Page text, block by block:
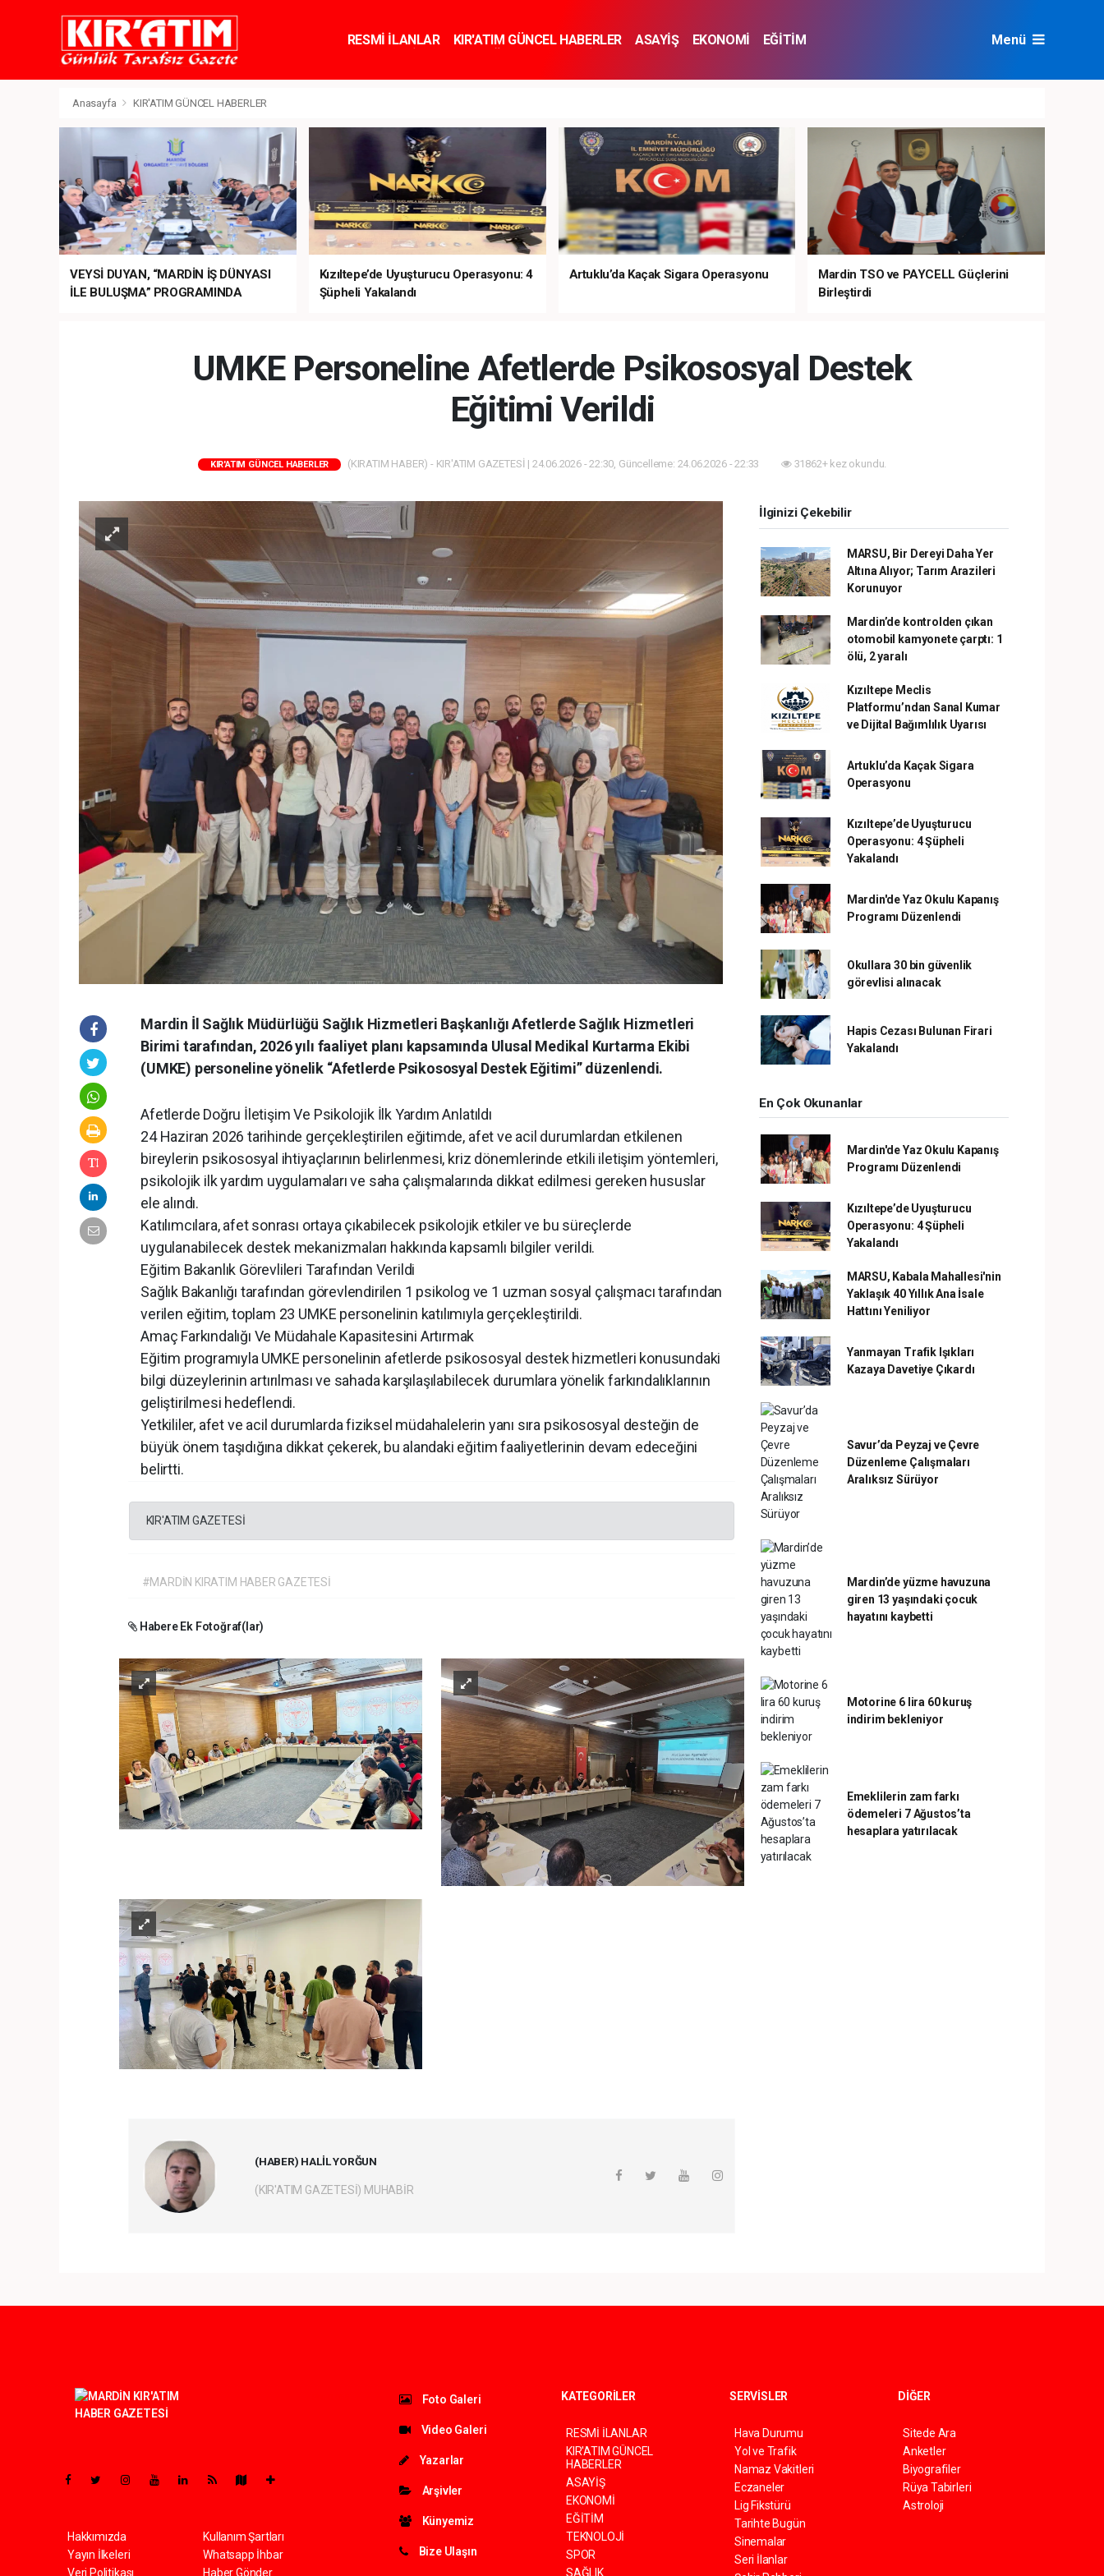
RESMİ İLANLAR KIR'ATIM GÜNCEL HABERLER ASAYİŞ EKONOMİ
EĞİTİM
Menü
Anasayfa KIR'ATIM GÜNCEL HABERLER
VEYSİ DUYAN, “MARDİN İŞ DÜNYASI
İLE BULUŞMA” PROGRAMINDA
Kızıltepe’de Uyuşturucu Operasyonu: 4
Şüpheli Yakalandı
Artuklu’da Kaçak Sigara Operasyonu
Mardin TSO ve PAYCELL Güçlerini
Birleştirdi
UMKE Personeline Afetlerde Psikososyal Destek
Eğitimi Verildi
KIR'ATIM GÜNCEL HABERLER (KIRATIM HABER) - KIR'ATIM GAZETESİ | 24.06.2026 - 22:30, Güncelleme: 24.06.2026 - 22:33 31862+ kez okundu.
Mardin İl Sağlık Müdürlüğü Sağlık Hizmetleri Başkanlığı Afetlerde Sağlık Hizmetleri
Birimi tarafından, 2026 yılı faaliyet planı kapsamında Ulusal Medikal Kurtarma Ekibi
(UMKE) personeline yönelik “Afetlerde Psikososyal Destek Eğitimi” düzenlendi.
Afetlerde Doğru İletişim Ve Psikolojik İlk Yardım Anlatıldı
24 Haziran 2026 tarihinde gerçekleştirilen eğitimde, afet ve acil durumlardan etkilenen
bireylerin psikososyal ihtiyaçlarının belirlenmesi, kriz dönemlerinde etkili iletişim yöntemleri,
psikolojik ilk yardım uygulamaları ve saha çalışmalarında dikkat edilmesi gereken hususlar
ele alındı.
Katılımcılara, afet sonrası ortaya çıkabilecek psikolojik etkiler ve bu süreçlerde
uygulanabilecek destek mekanizmaları hakkında kapsamlı bilgiler verildi.
Eğitim Bakanlık Görevlileri Tarafından Verildi
Sağlık Bakanlığı tarafından görevlendirilen 1 psikolog ve 1 uzman sosyal çalışmacı tarafından
verilen eğitim, toplam 23 UMKE personelinin katılımıyla gerçekleştirildi.
Amaç Farkındalığı Ve Müdahale Kapasitesini Artırmak
Eğitim programıyla UMKE personelinin afetlerde psikososyal destek hizmetleri konusundaki
bilgi düzeylerinin artırılması ve sahada karşılaşılabilecek durumlara yönelik farkındalıklarının
geliştirilmesi hedeflendi.
Yetkililer, afet ve acil durumlarda fiziksel müdahalelerin yanı sıra psikososyal desteğin de
büyük önem taşıdığına dikkat çekerek, bu alandaki eğitim faaliyetlerinin devam edeceğini
belirtti.
KIR'ATIM GAZETESİ
#MARDİN KIRATIM HABER GAZETESİ
Habere Ek Fotoğraf(lar)
(HABER) HALİL YORĞUN
(KIR'ATIM GAZETESİ) MUHABİR
İlginizi Çekebilir
MARSU, Bir Dereyi Daha Yer
Altına Alıyor; Tarım Arazileri
Korunuyor
Mardin’de kontrolden çıkan
otomobil kamyonete çarptı: 1
ölü, 2 yaralı
Kızıltepe Meclis
Platformu’ndan Sanal Kumar
ve Dijital Bağımlılık Uyarısı
Artuklu’da Kaçak Sigara
Operasyonu
Kızıltepe’de Uyuşturucu
Operasyonu: 4 Şüpheli
Yakalandı
Mardin'de Yaz Okulu Kapanış
Programı Düzenlendi
Okullara 30 bin güvenlik
görevlisi alınacak
Hapis Cezası Bulunan Firari
Yakalandı
En Çok Okunanlar
Mardin'de Yaz Okulu Kapanış
Programı Düzenlendi
Kızıltepe’de Uyuşturucu
Operasyonu: 4 Şüpheli
Yakalandı
MARSU, Kabala Mahallesi'nin
Yaklaşık 40 Yıllık Ana İsale
Hattını Yeniliyor
Yanmayan Trafik Işıkları
Kazaya Davetiye Çıkardı
Savur’da Peyzaj ve Çevre
Düzenleme Çalışmaları
Aralıksız Sürüyor
Mardin’de yüzme havuzuna
giren 13 yaşındaki çocuk
hayatını kaybetti
Motorine 6 lira 60 kuruş
indirim bekleniyor
Emeklilerin zam farkı
ödemeleri 7 Ağustos’ta
hesaplara yatırılacak
Hakkımızda
Yayın İlkeleri
Veri Politikası
Kullanım Şartları
Whatsapp İhbar
Haber Gönder
Foto Galeri
Video Galeri
Yazarlar
Arşivler
Künyemiz
Bize Ulaşın
KATEGORİLER
RESMİ İLANLAR
KIR'ATIM GÜNCEL
HABERLER
ASAYİŞ
EKONOMİ
EĞİTİM
TEKNOLOJİ
SPOR
SAĞLIK
SERVİSLER
Hava Durumu
Yol ve Trafik
Namaz Vakitleri
Eczaneler
Lig Fikstürü
Tarihte Bugün
Sinemalar
Seri İlanlar
DİĞER
Sitede Ara
Anketler
Biyografiler
Rüya Tabirleri
Astroloji